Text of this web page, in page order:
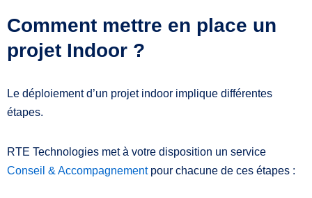
Comment mettre en place un
projet Indoor ?
Le déploiement d’un projet indoor implique différentes
étapes.
RTE Technologies met à votre disposition un service
Conseil & Accompagnement pour chacune de ces étapes :